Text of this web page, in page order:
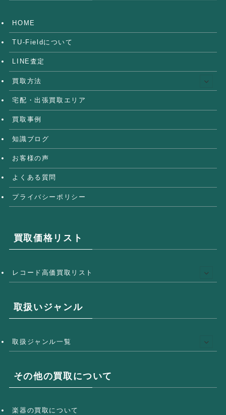
HOME
TU-Fieldについて
LINE査定
買取方法
宅配・出張買取エリア
買取事例
知識ブログ
お客様の声
よくある質問
プライバシーポリシー
買取価格リスト
レコード高価買取リスト
取扱いジャンル
取扱ジャンル一覧
その他の買取について
楽器の買取について